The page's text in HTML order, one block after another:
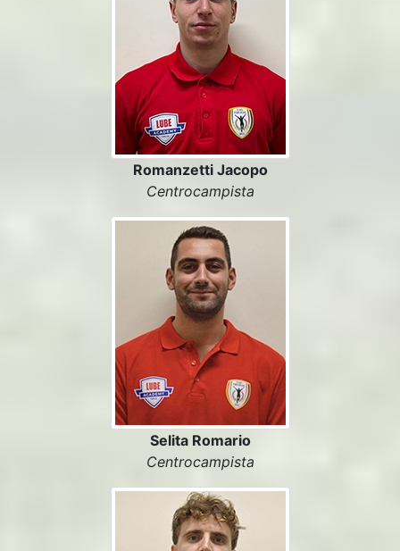
Romanzetti Jacopo
Centrocampista
Selita Romario
Centrocampista